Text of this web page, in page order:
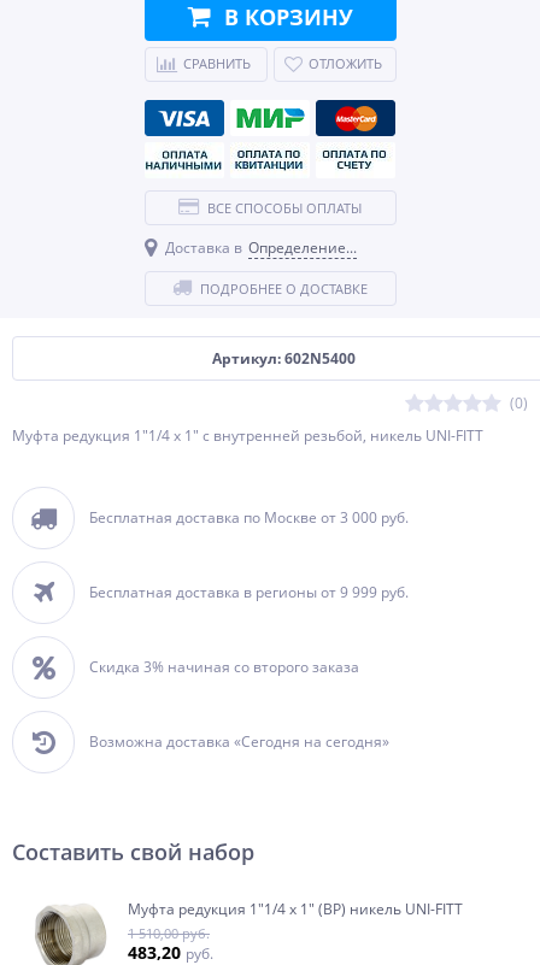
Артикул: 602N5400
(0)
Муфта редукция 1"1/4 x 1" с внутренней резьбой, никель UNI-FITT
Бесплатная доставка по Москве от 3 000 руб.
Бесплатная доставка в регионы от 9 999 руб.
Скидка 3% начиная со второго заказа
Возможна доставка «Сегодня на сегодня»
В КОРЗИНУ
СРАВНИТЬ ОТЛОЖИТЬ
ВСЕ СПОСОБЫ ОПЛАТЫ
Доставка в Определение...
ПОДРОБНЕЕ О ДОСТАВКЕ
Составить свой набор
Муфта редукция 1"1/4 x 1" (ВР) никель UNI-FITT
1 510,00 руб.
483,20 руб.